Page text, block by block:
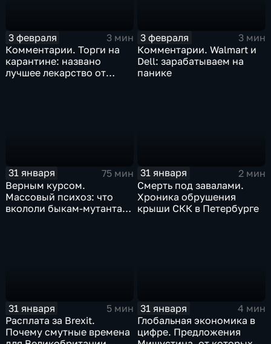
3 февраля
3 мин
Комментарии. Торги на
карантине: названо
лучшее лекарство от
3 февраля
3 мин
Комментарии. Walmart и
Dell: зарабатываем на
панике
31 января
75 мин
Верным курсом.
Массовый психоз: что
вкололи быкам-мутантам,
31 января
2 мин
Смерть под завалами.
Хроника обрушения
крыши СКК в Петербурге
31 января
5 мин
Расплата за Brexit.
Почему смутные времена
31 января
4 мин
Глобальная экономика в
цифре. Предложения